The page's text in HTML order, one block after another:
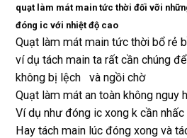
tôt
quạt làm mát main tức thời đối vỡi
đóng ic với nhiệt độ cao
Quạt làm mát main tức thời bổ rẻ
ví dụ tách main ta rất cần chúng
không bị lệch và ngồi chờ
Quạt làm mát an toàn không nguy
Ví dụ như đóng ic xong k cần
Hay tách main lúc đóng xong và